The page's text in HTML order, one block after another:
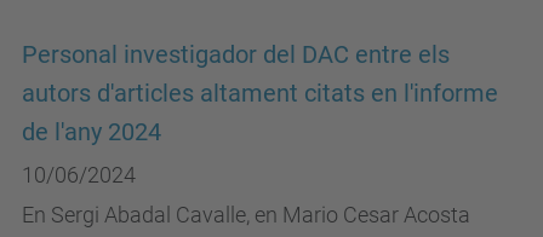
Personal investigador del DAC entre els
autors d'articles altament citats en l'informe
de l'any 2024
10/06/2024
En Sergi Abadal Cavalle, en Mario Cesar Acosta